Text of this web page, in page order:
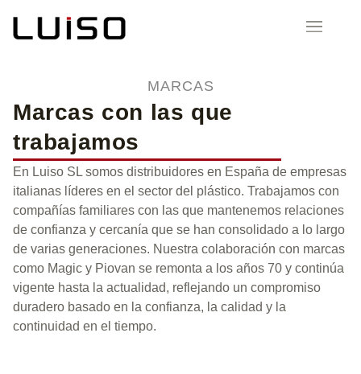
MARCAS
Marcas con las que
trabajamos
En Luiso SL somos distribuidores en España de empresas
italianas líderes en el sector del plástico. Trabajamos con
compañías familiares con las que mantenemos relaciones
de confianza y cercanía que se han consolidado a lo largo
de varias generaciones. Nuestra colaboración con marcas
como Magic y Piovan se remonta a los años 70 y continúa
vigente hasta la actualidad, reflejando un compromiso
duradero basado en la confianza, la calidad y la
continuidad en el tiempo.